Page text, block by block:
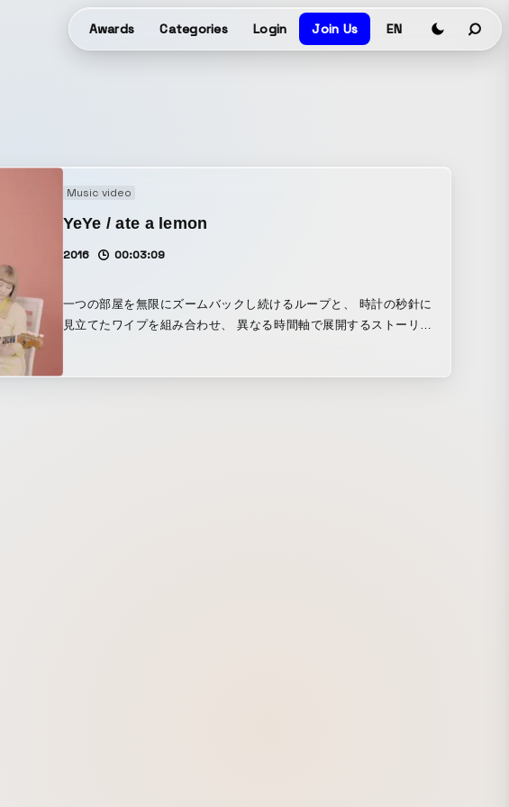
Awards Categories Login Join Us EN
Music video
YeYe / ate a lemon
2016 00:03:09
一つの部屋を無限にズームバックし続けるループと、 時計の秒針に
見立てたワイプを組み合わせ、 異なる時間軸で展開するストーリー